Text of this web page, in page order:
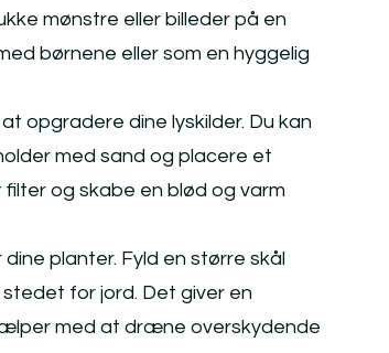
mønstre eller billeder på en
børnene eller som en hyggelig
opgradere dine lyskilder. Du kan
med sand og placere et
og skabe en blød og varm
planter. Fyld en større skål
for jord. Det giver en
med at dræne overskydende